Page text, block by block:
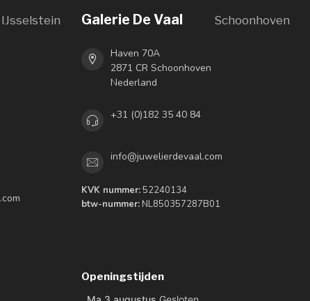
IJsselstein Galerie De Vaal Schoonhoven
Haven 70A
2871 CR Schoonhoven
Nederland
+31 (0)182 35 40 84
info@juwelierdevaal.com
KVK nummer: 52240134
btw-nummer: NL850357287B01
Openingstijden